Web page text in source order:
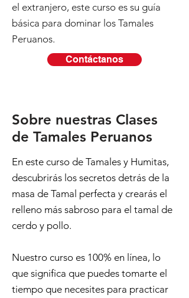
el extranjero, este curso es su guía
básica para dominar los Tamales
Peruanos.
Contáctanos
Sobre nuestras Clases
de Tamales Peruanos
En este curso de Tamales y Humitas,
descubrirás los secretos detrás de la
masa de Tamal perfecta y crearás el
relleno más sabroso para el tamal de
cerdo y pollo.
Nuestro curso es 100% en línea, lo
que significa que puedes tomarte el
tiempo que necesites para practicar